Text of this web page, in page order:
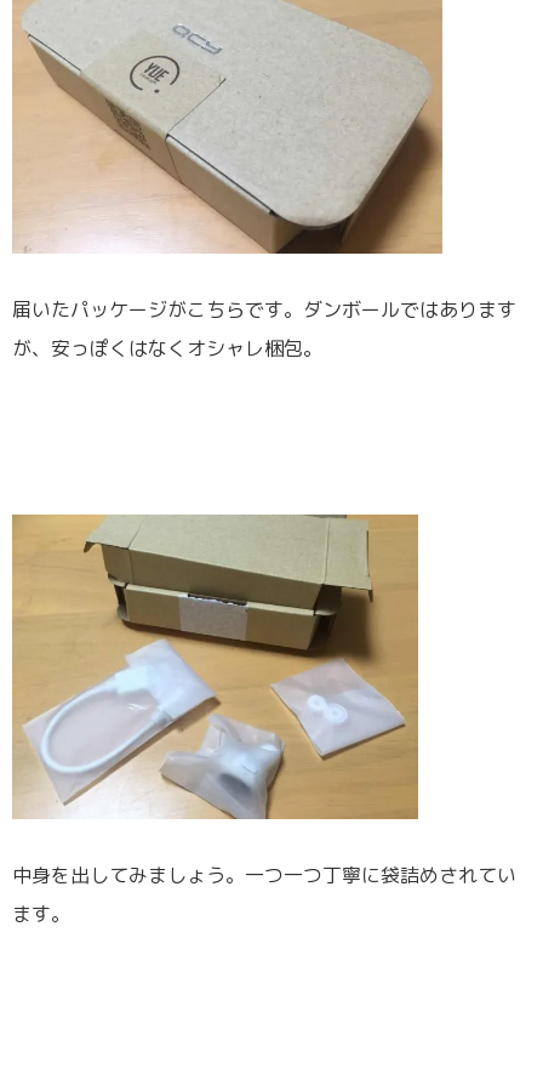
届いたパッケージがこちらです。ダンボールではあります
が、安っぽくはなくオシャレ梱包。
中身を出してみましょう。一つ一つ丁寧に袋詰めされてい
ます。